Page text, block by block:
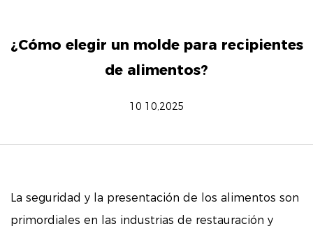
¿Cómo elegir un molde para recipientes
de alimentos?
10 10,2025
La seguridad y la presentación de los alimentos son
primordiales en las industrias de restauración y